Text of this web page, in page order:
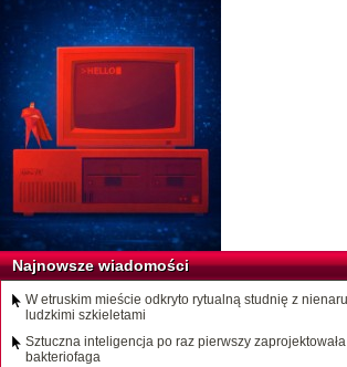
Najnowsze wiadomości
W etruskim mieście odkryto rytualną studnię z
ludzkimi szkieletami
Sztuczna inteligencja po raz pierwszy
bakteriofaga